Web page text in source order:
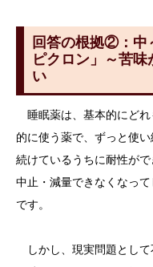
回答の根拠②：中
ピクロン」～苦
い
睡眠薬は、基本的にどれ
的に使う薬で、ずっと使
続けているうちに耐性が
中止・減量できなくなっ
です。
しかし、現実問題として